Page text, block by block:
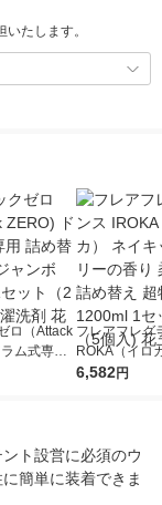
たします。
ロ（Attack
ム式専用
ガジャン
フレアフレグ
ROKA（イロ
イキッドリリ
6,582円
ト設営に必須のウ
簡単に装着できま